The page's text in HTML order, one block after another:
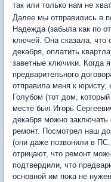
так или только нам не
Далее мы отправились в
Надежда (забыла как по
ключей. Она сказала, что
декабря, оплатить
заветные ключики. Когда
предварительного
отправила меня к
Голубом (тот дом,
месте был Игорь
декабря можно заключать
ремонт. Посмотрел наш
(они даже позвонили в
отрицают, что ремонт
подтвердили, что
основной им пока не